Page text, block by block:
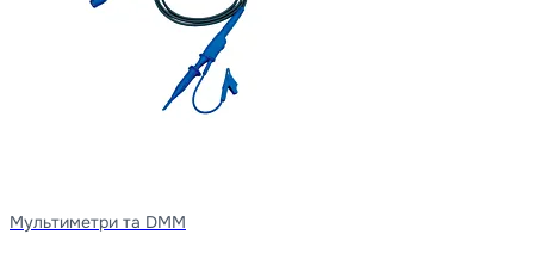
Мультиметри та DMM